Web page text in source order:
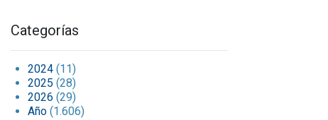
Categorías
2024 (11)
2025 (28)
2026 (29)
Año (1.606)